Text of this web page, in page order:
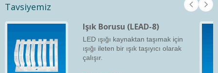
Tavsiyemiz
Işık Borusu (LEAD-8)
LED ışığı kaynaktan taşımak için
ışığı ileten bir ışık taşıyıcı olarak
çalışır.